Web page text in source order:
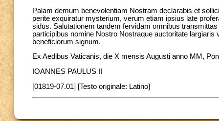
Palam demum benevolentiam Nostram declarabis et
perite exquiratur mysterium, verum etiam ipsius late
sidus. Salutationem tandem fervidam omnibus
participibus nomine Nostro Nostraque auctoritate
beneficiorum signum.
Ex Aedibus Vaticanis, die X mensis Augusti anno MM,
IOANNES PAULUS II
[01819-07.01] [Testo originale: Latino]